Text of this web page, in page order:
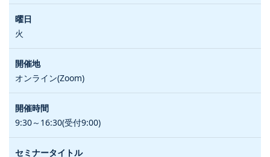
火
オンライン(Zoom)
9:30～16:30(受付9:00)